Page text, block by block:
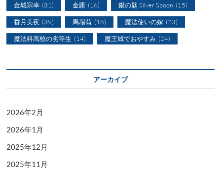
金城宗幸 (31) 金庸 (16) 銀の匙 Silver Spoon (15)
香月美夜 (39) 馬場翁 (18) 魔法使いの嫁 (23)
魔法科高校の劣等生 (14) 魔王城でおやすみ (24)
アーカイブ
2026年2月
2026年1月
2025年12月
2025年11月